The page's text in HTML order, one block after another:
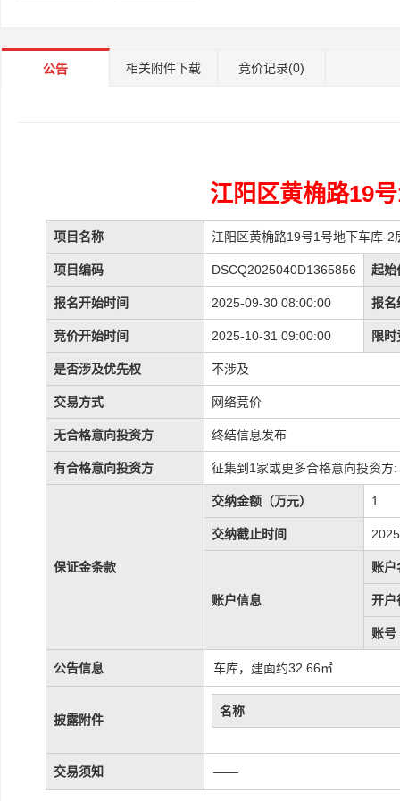
公告 相关附件下载 竞价记录(0)
江阳区黄桷路19
项目名称 江阳区黄桷路19号1号地下车库-2
项目编码 DSCQ2025040D1365856 起始
报名开始时间 2025-09-30 08:00:00 报名
竞价开始时间 2025-10-31 09:00:00 限
是否涉及优先权 不涉及
交易方式 网络竞价
无合格意向投资方 终结信息发布
有合格意向投资方 征集到1家或更多合格意向投资方
保证金条款
交纳金额（万元） 1
交纳截止时间
账户信息
账户
开户
账号
公告信息 车库，建面约32.66㎡
披露附件
名称
交易须知 ——